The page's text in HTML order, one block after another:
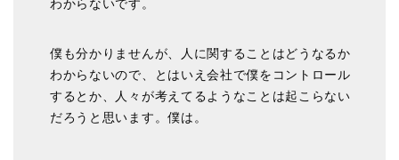
わからないです。
僕も分かりませんが、人に関することはどうなるか
わからないので、とはいえ会社で僕をコントロール
するとか、人々が考えてるようなことは起こらない
だろうと思います。僕は。